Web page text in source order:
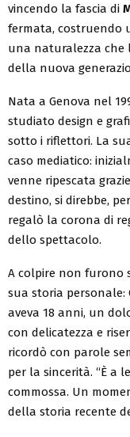
vincendo la fascia di
fermata, costruendo
una naturalezza che
della nuova
Nata a Genova nel
studiato design e
sotto i riflettori. La
caso mediatico:
venne ripescata
destino, si direbbe,
regalò la corona di
dello spettacolo.
A colpire non furono
sua storia
aveva 18 anni, un
con delicatezza e
ricordò con parole
per la sincerità. “È a
commossa. Un
della storia recente